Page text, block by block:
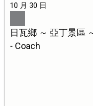
10 月 30 日
日瓦鄉 ～ 亞丁景區
- Coach